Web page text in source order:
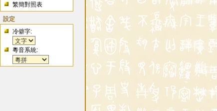
繁簡對照表
設定
冷僻字:
粵音系統: